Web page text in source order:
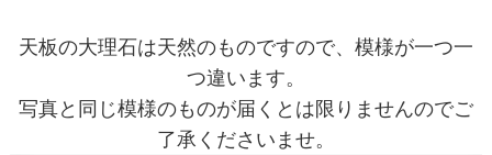
天板の大理石は天然のものですので、模様が一つ一
つ違います。
写真と同じ模様のものが届くとは限りませんのでご
了承くださいませ。